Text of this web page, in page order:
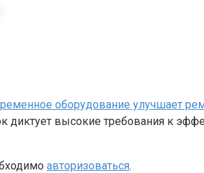
оборудование улучшает
высокие требования к
авторизоваться.